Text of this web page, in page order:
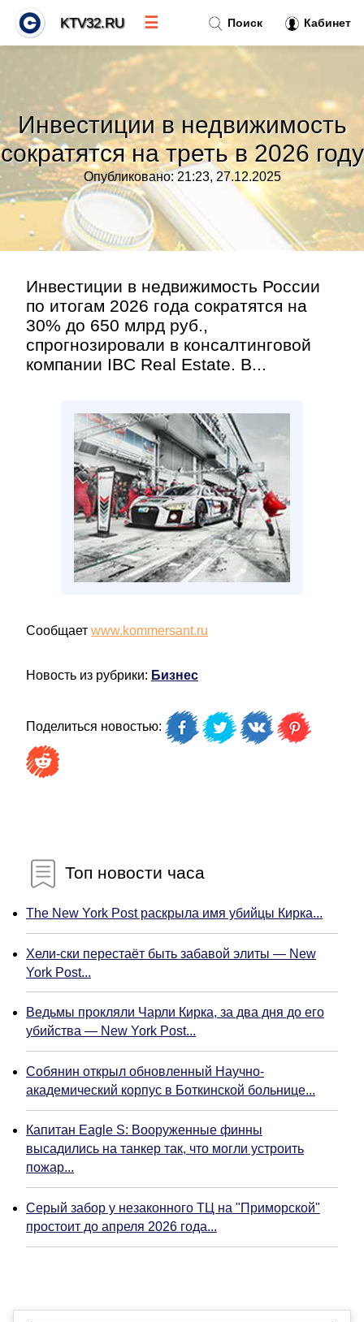
Инвестиции в недвижимость
сократятся на треть в 2026 году
Опубликовано: 21:23, 27.12.2025
Инвестиции в недвижимость России
по итогам 2026 года сократятся на
30% до 650 млрд руб.,
спрогнозировали в консалтинговой
компании IBC Real Estate. В...
Сообщает www.kommersant.ru
Новость из рубрики: Бизнес
Поделиться новостью:
Топ новости часа
The New York Post раскрыла имя убийцы Кирка...
Хели-ски перестаёт быть забавой элиты — New
York Post...
Ведьмы прокляли Чарли Кирка, за два дня до его
убийства — New York Post...
Собянин открыл обновленный Научно-
академический корпус в Боткинской больнице...
Капитан Eagle S: Вооруженные финны
высадились на танкер так, что могли устроить
пожар...
Серый забор у незаконного ТЦ на "Приморской"
простоит до апреля 2026 года...
Поиск Кабинет
KTV32.RU ☰
Тренды новостей»
Рубрики»
Правила»
Контакт»